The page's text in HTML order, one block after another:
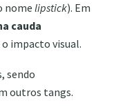
nome lipstick). Em
cauda
impacto visual.
sendo
outros tangs.